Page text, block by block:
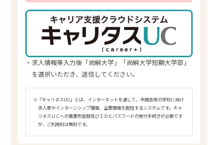
・求人情報等入力後「尚絅大学」「尚絅大学短期大学部」
を選択いただき、送信してください。
※『キャリタスUC』とは、インターネットを通して、全国各地の学校に向け
求人票やインターンシップ情報、企業情報を配信するシステムです。キャ
リタスＵＣへの事業所登録及びＩＤとパスワードの発行手続きが必要です
が、ご利用料は無料です。